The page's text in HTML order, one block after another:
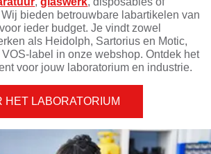
bieden betrouwbare labartikelen van
ieder budget. Je vindt zowel
als Heidolph, Sartorius en Motic,
label in onze webshop. Ontdek het
voor jouw laboratorium en industrie.
HET LABORATORIUM